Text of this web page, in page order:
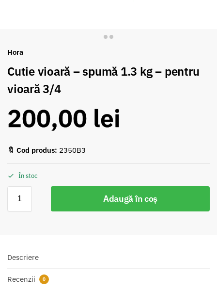
Hora
Cutie vioară – spumă 1.3 kg – pentru
vioară 3/4
200,00 lei
🔖 Cod produs: 2350B3
În stoc
Adaugă în coș
Descriere
Recenzii 0